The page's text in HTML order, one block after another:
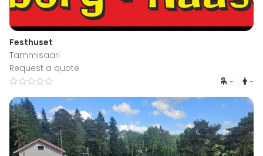
Festhuset
Tammisaari
Request a quote
- -